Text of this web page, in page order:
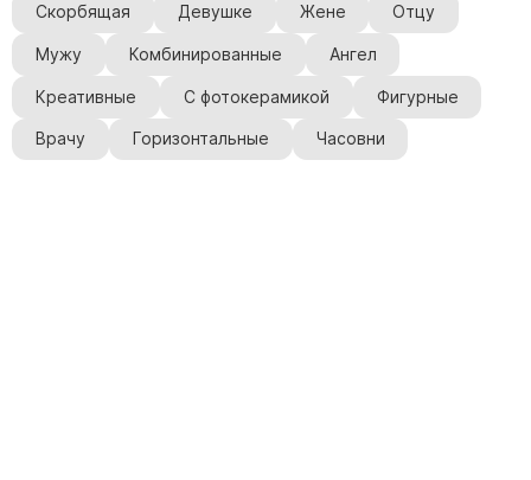
Скорбящая Девушке Жене Отцу
Мужу Комбинированные Ангел
Креативные С фотокерамикой Фигурные
Врачу Горизонтальные Часовни